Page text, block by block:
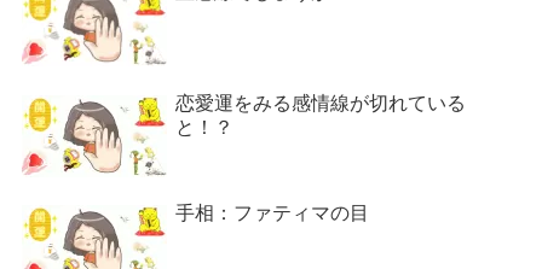
恋愛運をみる感情線が切れている
と！？
手相：ファティマの目